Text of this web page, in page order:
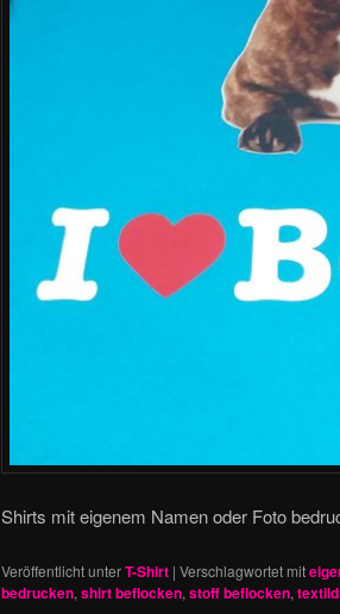
Shirts mit eigenem Namen oder Foto
Veröffentlicht unterT-Shirt | Verschlagwortet mit
bedrucken, shirt beflocken, stoff beflocken,